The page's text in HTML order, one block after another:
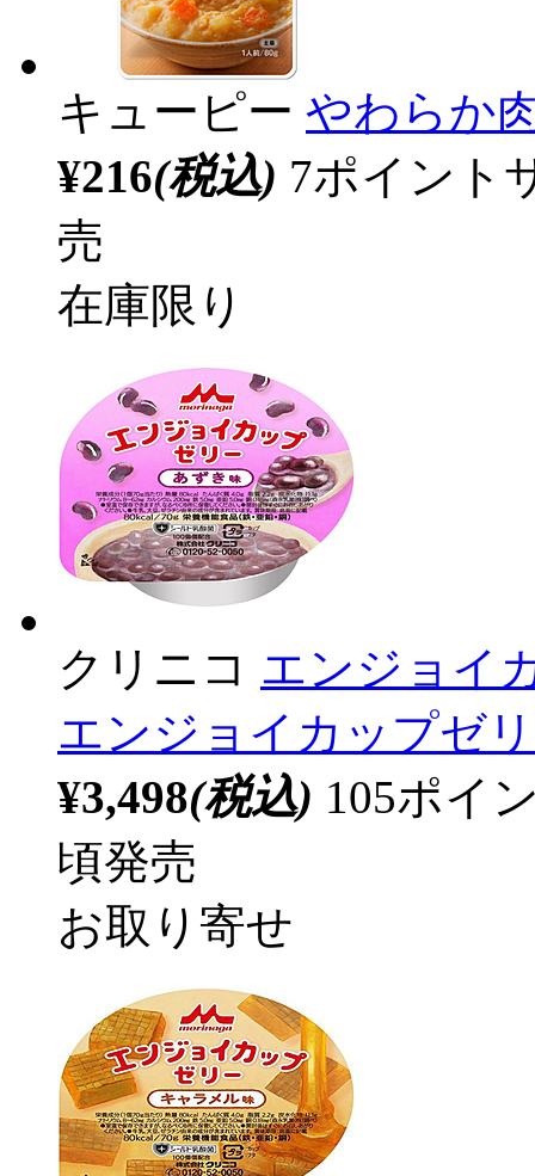
キューピー やわらか
¥216(税込) 7ポイント
売
在庫限り
クリニコ エンジョイ
エンジョイカップゼ
¥3,498(税込) 105ポイ
頃発売
お取り寄せ